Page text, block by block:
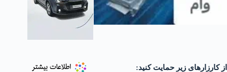
از کارزارهای زیر حمایت کنید: